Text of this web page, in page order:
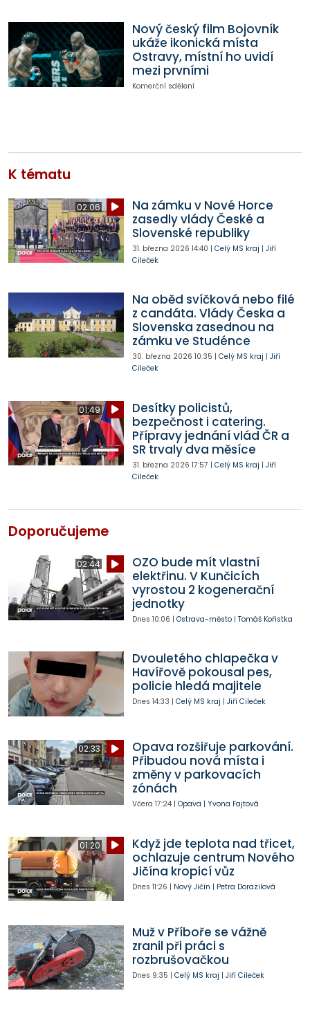
Nový český film Bojovník
ukáže ikonická místa
Ostravy, místní ho uvidí
mezi prvními
Komerční sdělení
K tématu
02:06
Na zámku v Nové Horce
zasedly vlády České a
Slovenské republiky
31. března 2026 14:40 | Celý MS kraj | Jiří
Cileček
Na oběd svíčková nebo filé
z candáta. Vlády Česka a
Slovenska zasednou na
zámku ve Studénce
30. března 2026 10:35 | Celý MS kraj | Jiří
Cileček
01:49
Desítky policistů,
bezpečnost i catering.
Přípravy jednání vlád ČR a
SR trvaly dva měsíce
31. března 2026 17:57 | Celý MS kraj | Jiří
Cileček
Doporučujeme
02:44
OZO bude mít vlastní
elektřinu. V Kunčicích
vyrostou 2 kogenerační
jednotky
Dnes 10:06 | Ostrava-město| Tomáš Kořistka
Dvouletého chlapečka v
Havířově pokousal pes,
policie hledá majitele
Dnes 14:33 | Celý MS kraj | Jiří Cileček
02:33
Opava rozšiřuje parkování.
Přibudou nová místa i
změny v parkovacích
zónách
Včera 17:24| Opava | Yvona Fajtová
01:20
Když jde teplota nad třicet,
ochlazuje centrum Nového
Jičína kropicí vůz
Dnes 11:26 | Nový Jičín | Petra Dorazilová
Muž v Příboře se vážně
zranil při práci s
rozbrušovačkou
Dnes 9:35 | Celý MS kraj | Jiří Cileček